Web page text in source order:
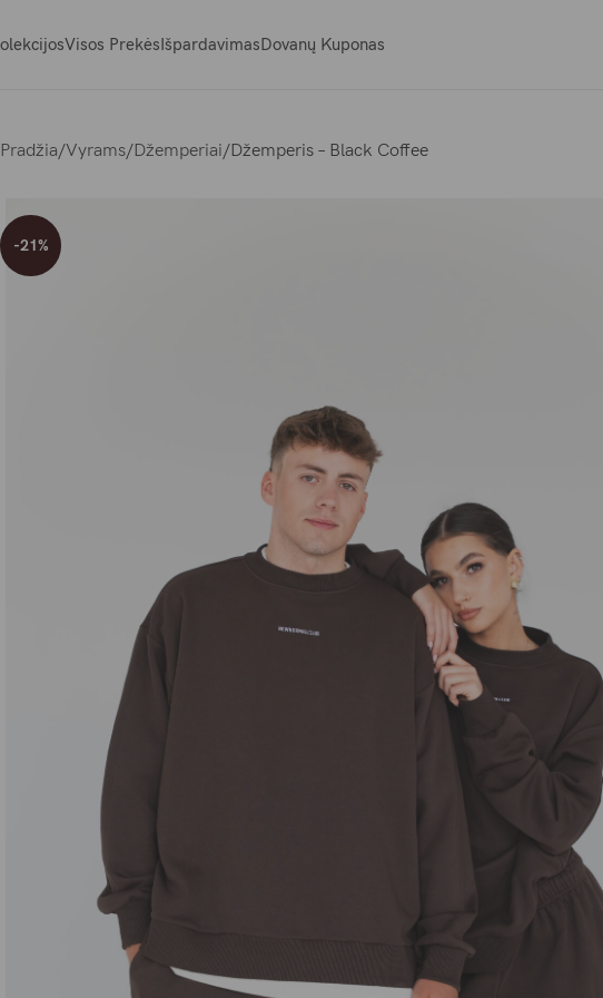
Visos PrekėsIšpardavimasDovanų Kuponas
Pradžia Vyrams Džemperiai Džemperis – Black Coffee
-21%